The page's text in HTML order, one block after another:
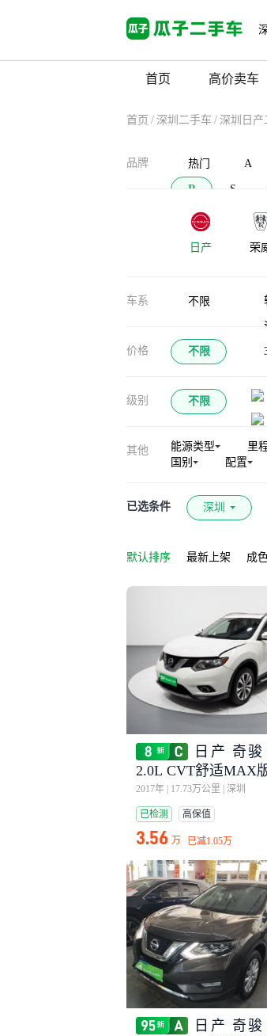
首页 高价卖车
首页 / 深圳二手车 / 深圳日产
品牌 热门 A
R S
日产 荣
车系 不限
价格 不限
级别 不限
其他 能源类型 里
国别
配置
已选条件 深圳
默认排序 最新上架 成
日产 奇骏
2.0L CVT舒适MAX
2017年 17.73万公里 深圳
已检测 高保值
3.56 万 已减1.05万
日产 奇骏